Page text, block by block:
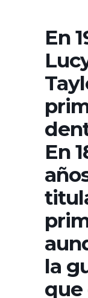
En
En
la
que